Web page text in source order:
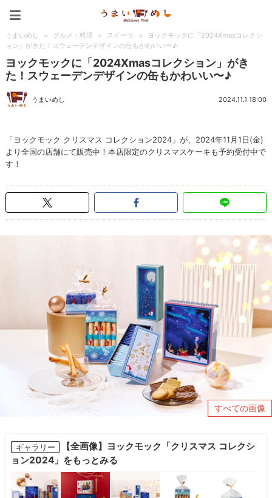
うまいめし > グルメ・料理 > スイーツ >
ヨックモックに「2024Xmasコレクシ
ョン」がきた！スウェーデンデザインの缶もかわいい〜♪
ヨックモックに「2024Xmasコレクション」がき
た！スウェーデンデザインの缶もかわいい〜♪
うまいめし 2024.11.1 18:00
「ヨックモック クリスマス コレクション2024」が、2024年11月1日(金)
より全国の店舗にて販売中！本店限定のクリスマスケーキも予約受付中で
す！
すべての画像
ギャラリー
【全画像】ヨックモック「クリスマス コレクシ
ョン2024」をもっとみる